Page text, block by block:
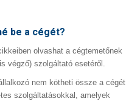
be a cégét?
olvashat a cégtemetőnek
végző) szolgáltató esetéről.
nem kötheti össze a cégét
szolgáltatásokkal, amelyek